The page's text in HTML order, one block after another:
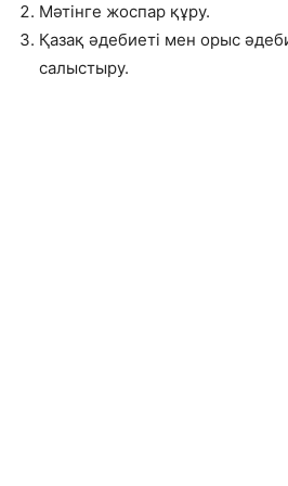
Мәтінге жоспар құру.
Қазақ әдебиеті мен орыс
салыстыру.